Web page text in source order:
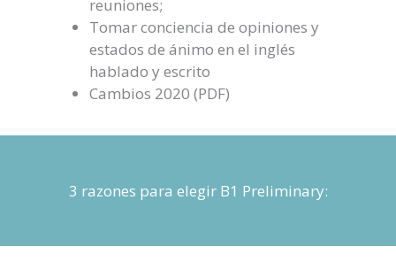
reuniones;
Tomar conciencia de opiniones y
estados de ánimo en el inglés
hablado y escrito
Cambios 2020 (PDF)
3 razones para elegir B1 Preliminary: